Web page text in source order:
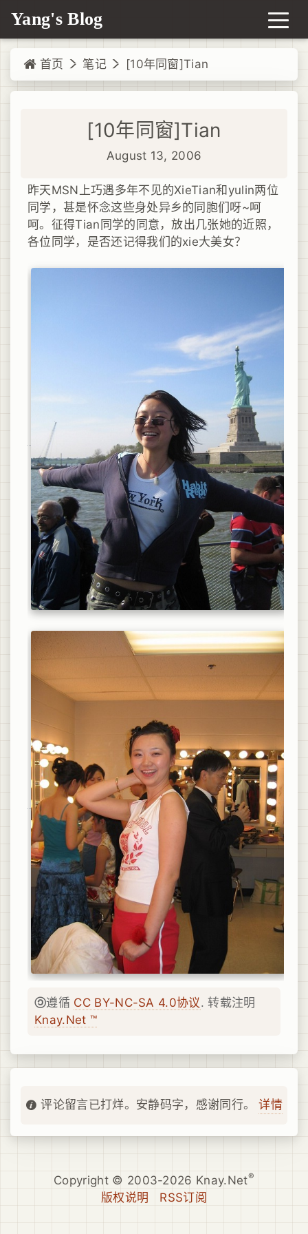
Yang's Blog
首页 笔记 [10年同窗]Tian
[10年同窗]Tian
August 13, 2006
昨天MSN上巧遇多年不见的XieTian和yulin两位
同学，甚是怀念这些身处异乡的同胞们呀~呵
呵。征得Tian同学的同意，放出几张她的近照，
各位同学，是否还记得我们的xie大美女？
遵循 CC BY-NC-SA 4.0协议. 转载注明
Knay.Net ™
评论留言已打烊。安静码字，感谢同行。 详情
Copyright © 2003-2026 Knay.Net®
版权说明 RSS订阅